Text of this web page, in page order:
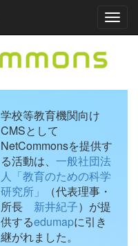
学校等教育機関向け
CMSとして
NetCommonsを提供す
る活動は、 一般社団法
人「教育のための科学
研究所」
（代表理事・
所長 新井紀子）が提
供するedumapに引き
継がれました。